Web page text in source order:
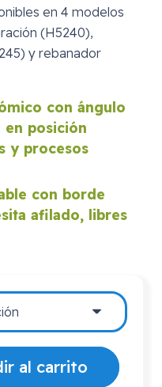
en 4 modelos
(H5240),
y rebanador
con ángulo
en posición
y procesos
con borde
afilado, libres
al carrito